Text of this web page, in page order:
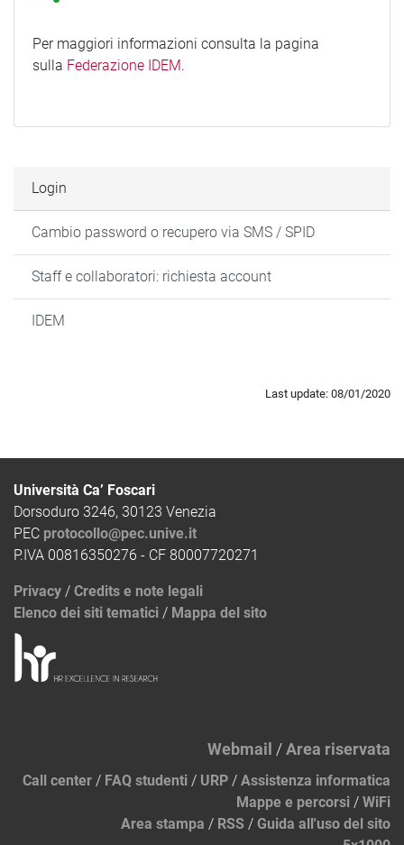
Per maggiori informazioni consulta la pagina
sulla Federazione IDEM.
Login
Cambio password o recupero via SMS / SPID
Staff e collaboratori: richiesta account
IDEM
Last update: 08/01/2020
Università Ca’ Foscari
Dorsoduro 3246, 30123 Venezia
PEC protocollo@pec.unive.it
P.IVA 00816350276 - CF 80007720271
Privacy / Credits e note legali
Elenco dei siti tematici / Mappa del sito
Webmail /Area riservata
Call center / FAQ studenti / URP / Assistenza informatica
Mappe e percorsi / WiFi
Area stampa / RSS / Guida all'uso del sito